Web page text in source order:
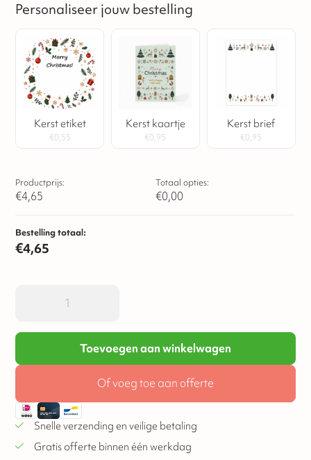
Personaliseer jouw bestelling
Kerst etiket
€0,55
Kerst kaartje
€0,95
Kerst brief
€0,95
Productprijs:
€4,65
Totaal opties:
€0,00
Bestelling totaal:
€4,65
Toevoegen aan winkelwagen
Of voeg toe aan offerte
Snelle verzending en veilige betaling
Gratis offerte binnen één werkdag